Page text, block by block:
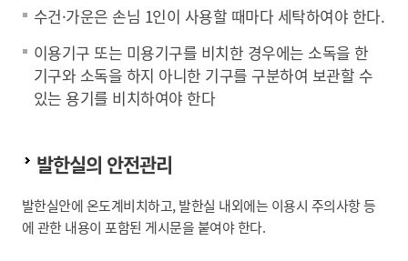
수건·가운은 손님 1인이 사용할 때마다 세탁하여야 한다.
이용기구 또는 미용기구를 비치한 경우에는 소독을 한
기구와 소독을 하지 아니한 기구를 구분하여 보관할 수
있는 용기를 비치하여야 한다
발한실의 안전관리
발한실안에 온도계비치하고, 발한실 내외에는 이용시 주의사항 등
에 관한 내용이 포함된 게시문을 붙여야 한다.